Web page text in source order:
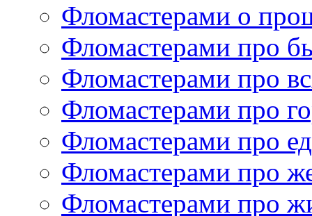
Фломастерами о
Фломастерами про
Фломастерами про
Фломастерами про
Фломастерами про
Фломастерами про
Фломастерами про